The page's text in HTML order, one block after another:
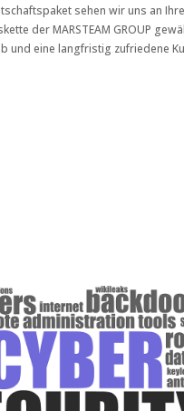
sehen wir uns an
der MARSTEAM GROUP
und eine langfristig zufriedene